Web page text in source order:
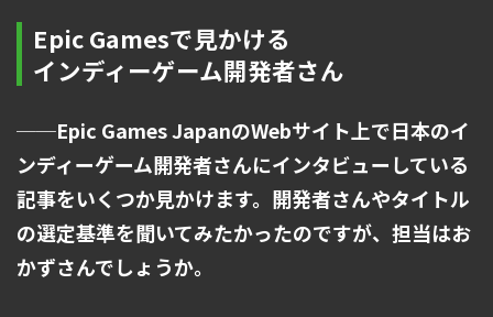
Epic Gamesで見かける
インディーゲーム開発者さん
──Epic Games JapanのWebサイト上で日本のイ
ンディーゲーム開発者さんにインタビューしている
記事をいくつか見かけます。開発者さんやタイトル
の選定基準を聞いてみたかったのですが、担当はお
かずさんでしょうか。